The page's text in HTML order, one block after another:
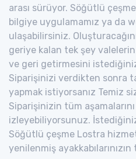
arası sürüyor. Söğütlü
bilgiye uygulamamız ya da
ulaşabilirsiniz.
geriye kalan tek şey valelerin
ve geri getirmesini
Siparişinizi verdikten sonra
yapmak istiyorsanız Temiz
Siparişinizin tüm
izleyebiliyorsunuz.
Söğütlü çeşme Lostra
yenilenmiş ayakkabılarınızın